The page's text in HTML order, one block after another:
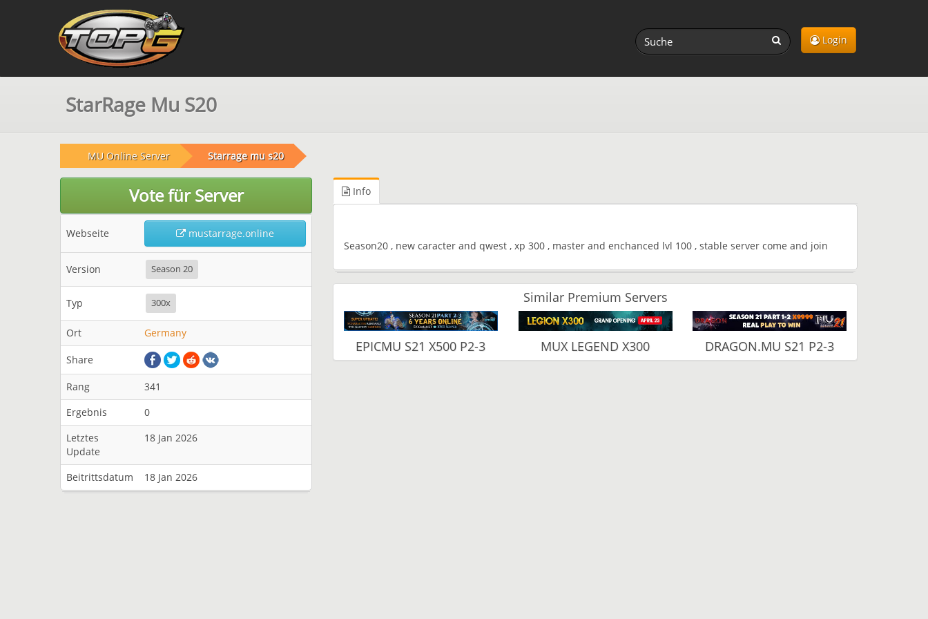
Login
StarRage Mu S20
MU Online Server Starrage mu s20
Vote für Server
Webseite mustarrage.online
Version Season 20
Typ 300x
Ort Germany
Share
Rang
341
Ergebnis
0
Letztes
Update
18 Jan 2026
Beitrittsdatum 18 Jan 2026
Info
Season20 , new caracter and qwest , xp 300 , master and enchanced lvl 100 , stable server come and join
Similar Premium Servers
EPICMU S21 X500 P2-3 MUX LEGEND X300 DRAGON.MU S21 P2-3